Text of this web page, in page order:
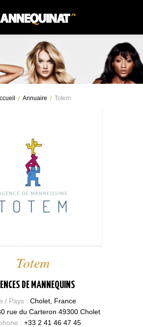
/ Annuaire / Totem
Totem
DE MANNEQUINS
/ Pays : Cholet, France
rue du Carteron 49300 Cholet
: +33 2 41 46 47 45